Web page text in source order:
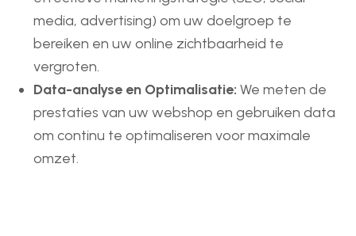
media, advertising) om uw doelgroep te
bereiken en uw online zichtbaarheid te
vergroten.
Data-analyse en Optimalisatie: We meten de
prestaties van uw webshop en gebruiken data
om continu te optimaliseren voor maximale
omzet.